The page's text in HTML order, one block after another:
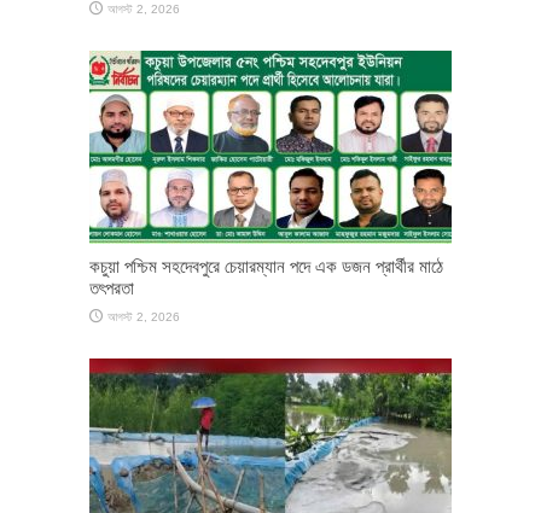
আগস্ট 2, 2026
কচুয়া পশ্চিম সহদেবপুরে চেয়ারম্যান পদে এক ডজন প্রার্থীর মাঠে
তৎপরতা
আগস্ট 2, 2026